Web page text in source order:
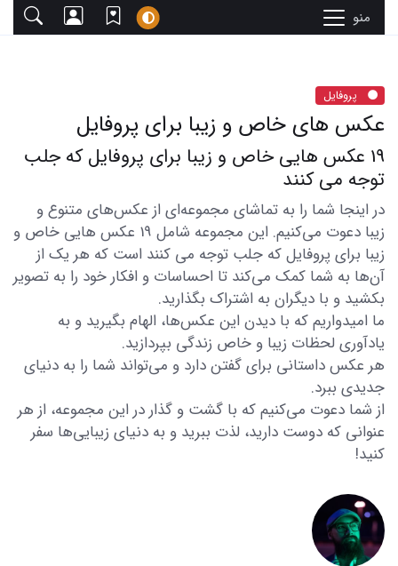
منو
پروفایل
عکس های خاص و زیبا برای پروفایل
19 عکس هایی خاص و زیبا برای پروفایل که جلب
توجه می کنند
در اینجا شما را به تماشای مجموعه‌ای از عکس‌های متنوع و
زیبا دعوت می‌کنیم. این مجموعه شامل 19 عکس هایی خاص و
زیبا برای پروفایل که جلب توجه می کنند است که هر یک از
آن‌ها به شما کمک می‌کند تا احساسات و افکار خود را به تصویر
بکشید و با دیگران به اشتراک بگذارید.
ما امیدواریم که با دیدن این عکس‌ها، الهام بگیرید و به
یادآوری لحظات زیبا و خاص زندگی بپردازید.
هر عکس داستانی برای گفتن دارد و می‌تواند شما را به دنیای
جدیدی ببرد.
از شما دعوت می‌کنیم که با گشت و گذار در این مجموعه، از هر
عنوانی که دوست دارید، لذت ببرید و به دنیای زیبایی‌ها سفر
کنید!